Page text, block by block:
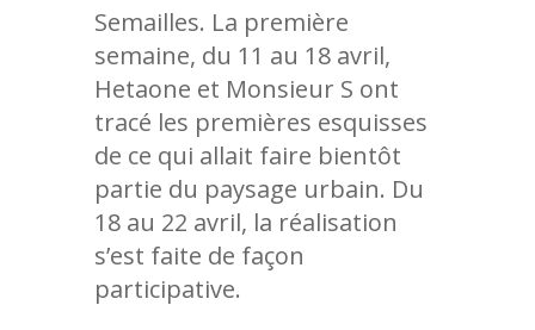
Semailles. La première
semaine, du 11 au 18 avril,
Hetaone et Monsieur S ont
tracé les premières esquisses
de ce qui allait faire bientôt
partie du paysage urbain. Du
18 au 22 avril, la réalisation
s’est faite de façon
participative.